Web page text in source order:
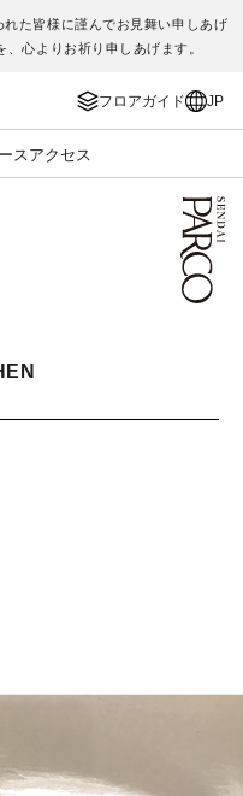
た皆様に謹んでお見舞い申しあげ
心よりお祈り申しあげます。
フロアガイド JP
ス アクセス